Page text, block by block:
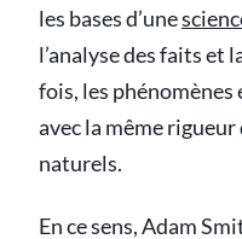
les bases d’une
l’analyse des faits et
fois, les
avec la même
naturels.
En ce sens, Adam